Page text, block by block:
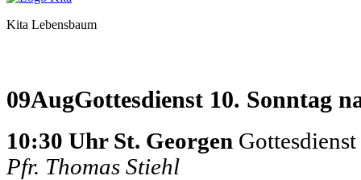
Kita Lebensbaum
09AugGottesdienst 10. Sonntag
10:30 Uhr St. Georgen
Pfr. Thomas Stiehl